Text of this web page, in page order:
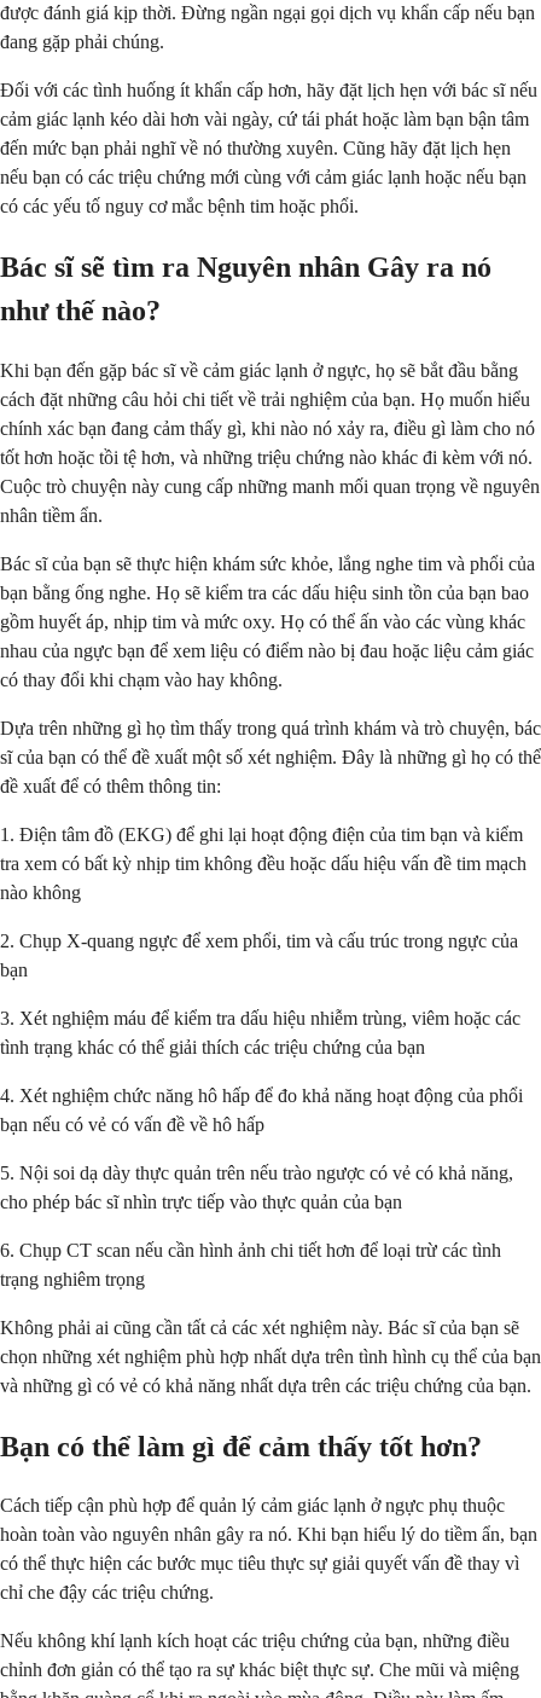
được đánh giá kịp thời. Đừng ngần ngại gọi dịch vụ khẩn cấp nếu bạn
đang gặp phải chúng.
Đối với các tình huống ít khẩn cấp hơn, hãy đặt lịch hẹn với bác sĩ nếu
cảm giác lạnh kéo dài hơn vài ngày, cứ tái phát hoặc làm bạn bận tâm
đến mức bạn phải nghĩ về nó thường xuyên. Cũng hãy đặt lịch hẹn
nếu bạn có các triệu chứng mới cùng với cảm giác lạnh hoặc nếu bạn
có các yếu tố nguy cơ mắc bệnh tim hoặc phổi.
Bác sĩ sẽ tìm ra Nguyên nhân Gây ra nó
như thế nào?
Khi bạn đến gặp bác sĩ về cảm giác lạnh ở ngực, họ sẽ bắt đầu bằng
cách đặt những câu hỏi chi tiết về trải nghiệm của bạn. Họ muốn hiểu
chính xác bạn đang cảm thấy gì, khi nào nó xảy ra, điều gì làm cho nó
tốt hơn hoặc tồi tệ hơn, và những triệu chứng nào khác đi kèm với nó.
Cuộc trò chuyện này cung cấp những manh mối quan trọng về nguyên
nhân tiềm ẩn.
Bác sĩ của bạn sẽ thực hiện khám sức khỏe, lắng nghe tim và phổi của
bạn bằng ống nghe. Họ sẽ kiểm tra các dấu hiệu sinh tồn của bạn bao
gồm huyết áp, nhịp tim và mức oxy. Họ có thể ấn vào các vùng khác
nhau của ngực bạn để xem liệu có điểm nào bị đau hoặc liệu cảm giác
có thay đổi khi chạm vào hay không.
Dựa trên những gì họ tìm thấy trong quá trình khám và trò chuyện, bác
sĩ của bạn có thể đề xuất một số xét nghiệm. Đây là những gì họ có thể
đề xuất để có thêm thông tin:
1. Điện tâm đồ (EKG) để ghi lại hoạt động điện của tim bạn và kiểm
tra xem có bất kỳ nhịp tim không đều hoặc dấu hiệu vấn đề tim mạch
nào không
2. Chụp X-quang ngực để xem phổi, tim và cấu trúc trong ngực của
bạn
3. Xét nghiệm máu để kiểm tra dấu hiệu nhiễm trùng, viêm hoặc các
tình trạng khác có thể giải thích các triệu chứng của bạn
4. Xét nghiệm chức năng hô hấp để đo khả năng hoạt động của phổi
bạn nếu có vẻ có vấn đề về hô hấp
5. Nội soi dạ dày thực quản trên nếu trào ngược có vẻ có khả năng,
cho phép bác sĩ nhìn trực tiếp vào thực quản của bạn
6. Chụp CT scan nếu cần hình ảnh chi tiết hơn để loại trừ các tình
trạng nghiêm trọng
Không phải ai cũng cần tất cả các xét nghiệm này. Bác sĩ của bạn sẽ
chọn những xét nghiệm phù hợp nhất dựa trên tình hình cụ thể của bạn
và những gì có vẻ có khả năng nhất dựa trên các triệu chứng của bạn.
Bạn có thể làm gì để cảm thấy tốt hơn?
Cách tiếp cận phù hợp để quản lý cảm giác lạnh ở ngực phụ thuộc
hoàn toàn vào nguyên nhân gây ra nó. Khi bạn hiểu lý do tiềm ẩn, bạn
có thể thực hiện các bước mục tiêu thực sự giải quyết vấn đề thay vì
chỉ che đậy các triệu chứng.
Nếu không khí lạnh kích hoạt các triệu chứng của bạn, những điều
chỉnh đơn giản có thể tạo ra sự khác biệt thực sự. Che mũi và miệng